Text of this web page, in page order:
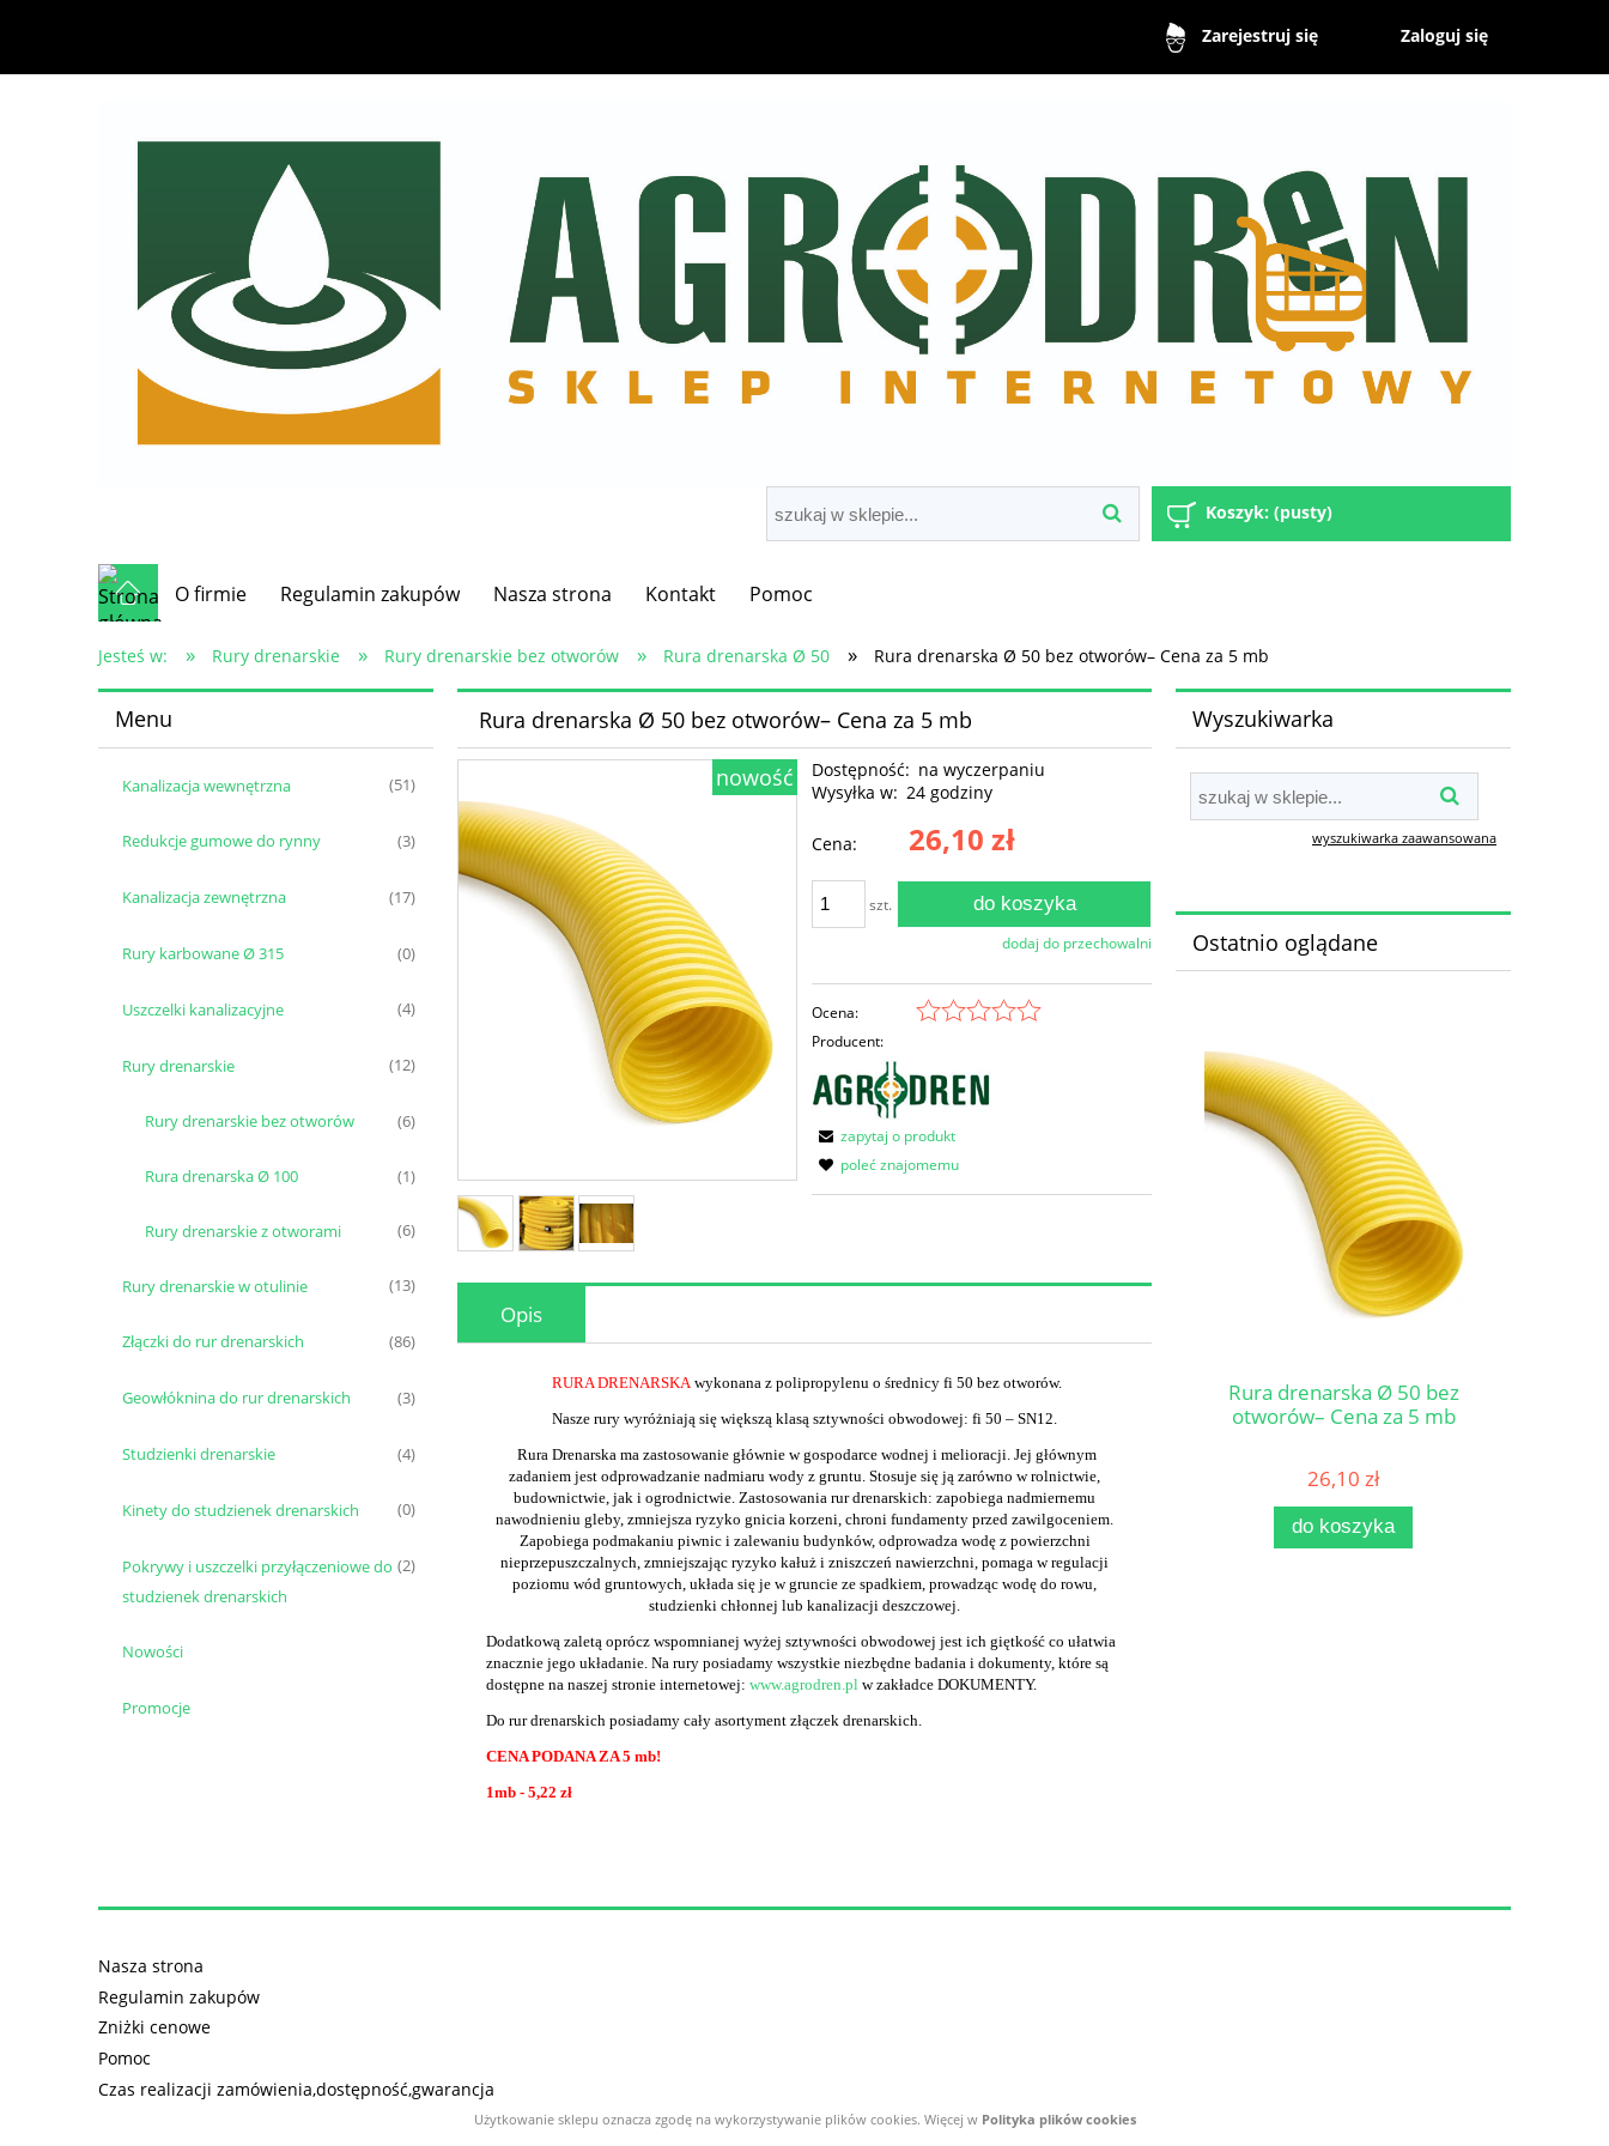
Zarejestruj się Zaloguj się
Koszyk: (pusty)
O firmie Regulamin zakupów Nasza strona Kontakt Pomoc
Jesteś w: » Rury drenarskie » Rury drenarskie bez otworów » Rura drenarska Ø 50 » Rura drenarska Ø 50 bez otworów– Cena za 5 mb
Menu
Kanalizacja wewnętrzna (51)
Redukcje gumowe do rynny (3)
Kanalizacja zewnętrzna (17)
Rury karbowane Ø 315 (0)
Uszczelki kanalizacyjne (4)
Rury drenarskie (12)
Rury drenarskie bez otworów (6)
Rura drenarska Ø 100 (1)
Rury drenarskie z otworami (6)
Rury drenarskie w otulinie (13)
Złączki do rur drenarskich (86)
Geowłóknina do rur drenarskich (3)
Studzienki drenarskie (4)
Kinety do studzienek drenarskich (0)
Pokrywy i uszczelki przyłączeniowe do
studzienek drenarskich
(2)
Nowości
Promocje
Rura drenarska Ø 50 bez otworów– Cena za 5 mb
nowość
Dostępność: na wyczerpaniu
Wysyłka w: 24 godziny
Cena: 26,10 zł
szt. do koszyka
dodaj do przechowalni
Ocena:
Producent:
zapytaj o produkt
poleć znajomemu
Opis
RURA DRENARSKAwykonana z polipropylenu o średnicy fi 50 bez otworów.
Nasze rury wyróżniają się większą klasą sztywności obwodowej: fi 50 – SN12.
Rura Drenarska ma zastosowanie głównie w gospodarce wodnej i melioracji. Jej głównym
zadaniem jest odprowadzanie nadmiaru wody z gruntu. Stosuje się ją zarówno w rolnictwie,
budownictwie, jak i ogrodnictwie. Zastosowania rur drenarskich: zapobiega nadmiernemu
nawodnieniu gleby, zmniejsza ryzyko gnicia korzeni, chroni fundamenty przed zawilgoceniem.
Zapobiega podmakaniu piwnic i zalewaniu budynków, odprowadza wodę z powierzchni
nieprzepuszczalnych, zmniejszając ryzyko kałuż i zniszczeń nawierzchni, pomaga w regulacji
poziomu wód gruntowych, układa się je w gruncie ze spadkiem, prowadząc wodę do rowu,
studzienki chłonnej lub kanalizacji deszczowej.
Dodatkową zaletą oprócz wspomnianej wyżej sztywności obwodowej jest ich giętkość co ułatwia
znacznie jego układanie. Na rury posiadamy wszystkie niezbędne badania i dokumenty, które są
dostępne na naszej stronie internetowej: www.agrodren.pl w zakładce DOKUMENTY.
Do rur drenarskich posiadamy cały asortyment złączek drenarskich.
CENA PODANA ZA 5 mb!
1mb - 5,22 zł
Wyszukiwarka
wyszukiwarka zaawansowana
Ostatnio oglądane
Rura drenarska Ø 50 bez
otworów– Cena za 5 mb
26,10 zł
do koszyka
Nasza strona
Regulamin zakupów
Zniżki cenowe
Pomoc
Czas realizacji zamówienia,dostępność,gwarancja
Użytkowanie sklepu oznacza zgodę na wykorzystywanie plików cookies. Więcej w Polityka plików cookies